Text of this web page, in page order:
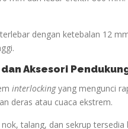
dengan ketebalan 12
Aksesori
interlockingyang mengunci
deras atau cuaca ekstrem.
talang, dan sekrup